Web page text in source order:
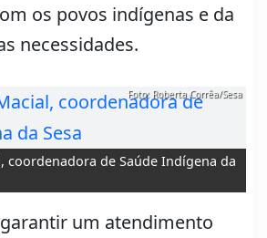
os povos indígenas e da
necessidades.
coordenadora de Saúde Indígena da
Foto: Roberta Corrêa/Sesa
um atendimento